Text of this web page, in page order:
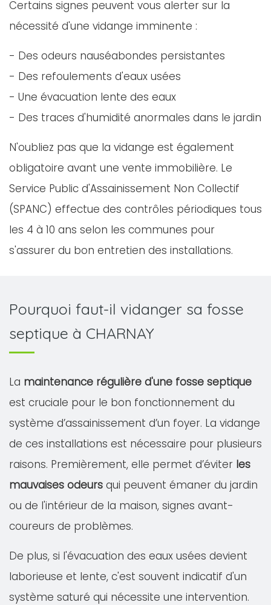
Certains signes peuvent vous alerter sur la
nécessité d'une vidange imminente :
- Des odeurs nauséabondes persistantes
- Des refoulements d'eaux usées
- Une évacuation lente des eaux
- Des traces d'humidité anormales dans le jardin
N'oubliez pas que la vidange est également
obligatoire avant une vente immobilière. Le
Service Public d'Assainissement Non Collectif
(SPANC) effectue des contrôles périodiques tous
les 4 à 10 ans selon les communes pour
s'assurer du bon entretien des installations.
Pourquoi faut-il vidanger sa fosse
septique à CHARNAY
La maintenance régulière d'une fosse septique
est cruciale pour le bon fonctionnement du
système d’assainissement d’un foyer. La vidange
de ces installations est nécessaire pour plusieurs
raisons. Premièrement, elle permet d’éviter les
mauvaises odeurs qui peuvent émaner du jardin
ou de l'intérieur de la maison, signes avant-
coureurs de problèmes.
De plus, si l'évacuation des eaux usées devient
laborieuse et lente, c'est souvent indicatif d'un
système saturé qui nécessite une intervention.